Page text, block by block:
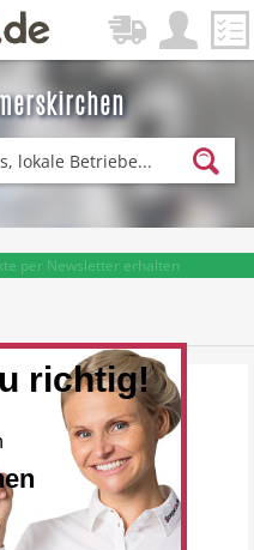
per Newsletter erhalten
ANGEBOTE
14671
richtig!